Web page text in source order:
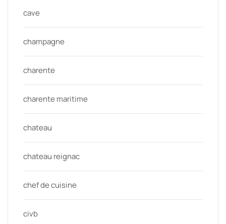
cave
champagne
charente
charente maritime
chateau
chateau reignac
chef de cuisine
civb